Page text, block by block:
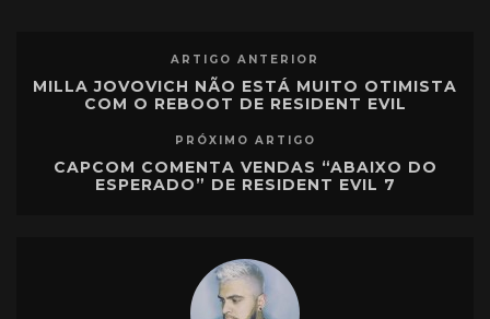
ARTIGO ANTERIOR
MILLA JOVOVICH NÃO ESTÁ MUITO OTIMISTA
COM O REBOOT DE RESIDENT EVIL
PRÓXIMO ARTIGO
CAPCOM COMENTA VENDAS “ABAIXO DO
ESPERADO” DE RESIDENT EVIL 7